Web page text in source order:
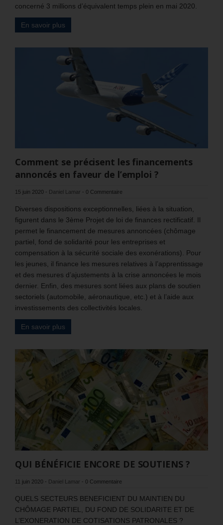
concerné 3 millions d’équivalent temps plein en mai 2020.
En savoir plus
Comment se précisent les financements
annoncés en faveur de l’emploi ?
15 juin 2020 - Daniel Lamar - 0 Commentaire
Diverses dispositions exceptionnelles, liées à la situation,
figurent dans le 3ème Projet de loi de finances rectificatif. Il
permet le financement de mesures annoncées (chômage
partiel, fond de solidarité pour les entreprises et
compensation à la sécurité sociale des exonérations). Pour
les jeunes, il finance les mesures relatives à l’apprentissage
et des mesures d’ajustements à la crise annoncées le mois
dernier. Enfin, des mesures sont liées aux plans de soutien
sectoriels (automobile, aéronautique, etc.) et à l’aide aux
investissements des collectivités locales.
En savoir plus
QUI BÉNÉFICIE ENCORE DE SOUTIENS ?
11 juin 2020 - Daniel Lamar - 0 Commentaire
QUELS SECTEURS BENEFICIENT DU MAINTIEN DU
CHÔMAGE PARTIEL, DU FOND DE SOLIDARITE ET DE
L’EXONERATION DE COTISATIONS PATRONALES ?